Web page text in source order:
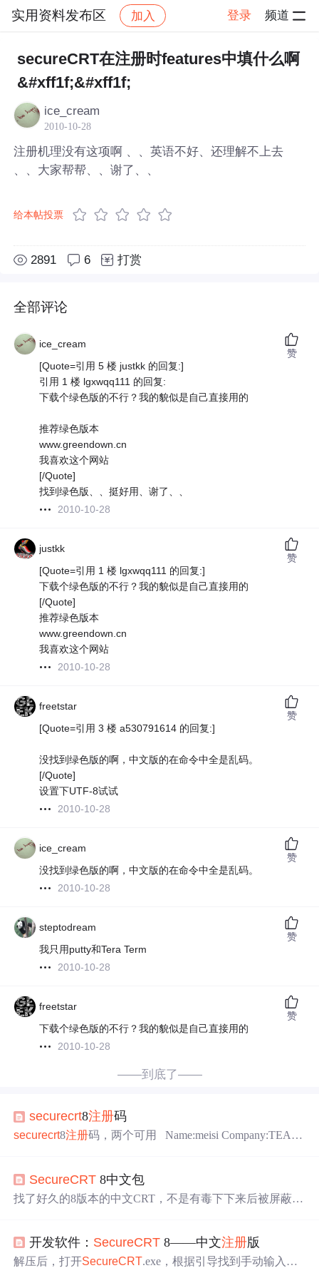
实用资料发布区 加入 登录 频道
实用资料发布区 帖子详情
secureCRT在注册时features中填什么啊
&#xff1f;&#xff1f;
ice_cream
2010-10-28
注册机理没有这项啊 、、英语不好、还理解不上去
、、大家帮帮、、谢了、、
给本帖投票
2891 6 打赏
全部评论
ice_cream
[Quote=引用 5 楼 justkk 的回复:]
引用 1 楼 lgxwqq111 的回复:
下载个绿色版的不行？我的貌似是自己直接用的
推荐绿色版本
www.greendown.cn
我喜欢这个网站
[/Quote]
找到绿色版、、挺好用、谢了、、
2010-10-28
赞
justkk
[Quote=引用 1 楼 lgxwqq111 的回复:]
下载个绿色版的不行？我的貌似是自己直接用的
[/Quote]
推荐绿色版本
www.greendown.cn
我喜欢这个网站
2010-10-28
赞
freetstar
[Quote=引用 3 楼 a530791614 的回复:]
没找到绿色版的啊，中文版的在命令中全是乱码。
[/Quote]
设置下UTF-8试试
2010-10-28
赞
ice_cream
没找到绿色版的啊，中文版的在命令中全是乱码。
2010-10-28
赞
steptodream
我只用putty和Tera Term
2010-10-28
赞
freetstar
下载个绿色版的不行？我的貌似是自己直接用的
2010-10-28
赞
——到底了——
securecrt8注册码
securecrt8注册码，两个可用 Name:meisi Company:TEAM
2Q Issue Date:01-30-2018Feature
SecureCRT 8中文包
找了好久的8版本的中文CRT，不是有毒下下来后被屏蔽，
用 Name:meisi Company:TEAM ZWT Serial Number:03-14-36
7662 License Key:ACCFAX R9FHJ7 QZVS2P JPBCVA ABC
开发软件： SecureCRT 8——中文注册版
解压后，打开SecureCRT.exe，根据引导找到手动输入 注